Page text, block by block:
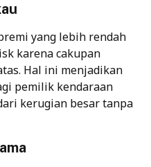
yang lebih rendah
karena cakupan
Hal ini menjadikan
pemilik kendaraan
kerugian besar tanpa